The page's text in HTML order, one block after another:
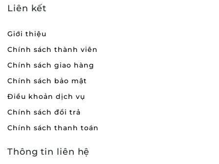
Liên kết
Giới thiệu
Chính sách thành viên
Chính sách giao hàng
Chính sách bảo mật
Điều khoản dịch vụ
Chính sách đổi trả
Chính sách thanh toán
Thông tin liên hệ